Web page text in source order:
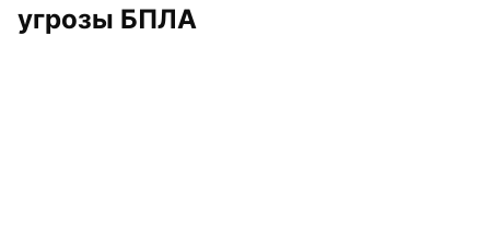
угрозы БПЛА